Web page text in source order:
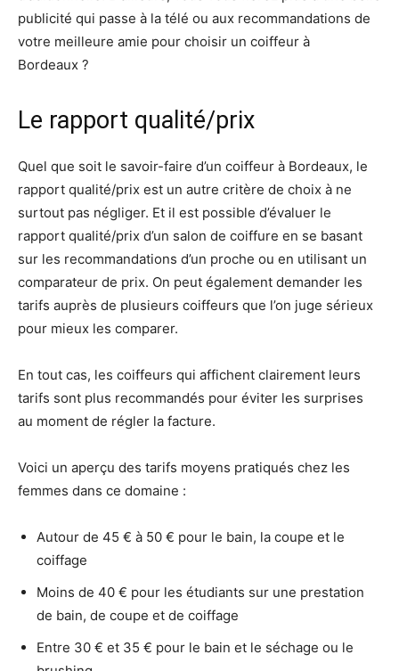
publicité qui passe à la télé ou aux recommandations de
votre meilleure amie pour choisir un coiffeur à
Bordeaux ?
Le rapport qualité/prix
Quel que soit le savoir-faire d’un coiffeur à Bordeaux, le
rapport qualité/prix est un autre critère de choix à ne
surtout pas négliger. Et il est possible d’évaluer le
rapport qualité/prix d’un salon de coiffure en se basant
sur les recommandations d’un proche ou en utilisant un
comparateur de prix. On peut également demander les
tarifs auprès de plusieurs coiffeurs que l’on juge sérieux
pour mieux les comparer.
En tout cas, les coiffeurs qui affichent clairement leurs
tarifs sont plus recommandés pour éviter les surprises
au moment de régler la facture.
Voici un aperçu des tarifs moyens pratiqués chez les
femmes dans ce domaine :
Autour de 45 € à 50 € pour le bain, la coupe et le
coiffage
Moins de 40 € pour les étudiants sur une prestation
de bain, de coupe et de coiffage
Entre 30 € et 35 € pour le bain et le séchage ou le